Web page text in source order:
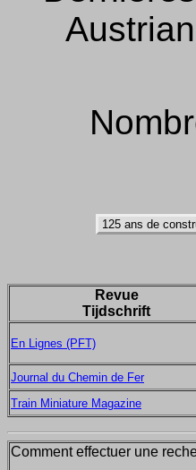
Revue
Tijdschrift
En Lignes (PFT)
Journal du Chemin de Fer
Train Miniature Magazine
Comment effectuer une